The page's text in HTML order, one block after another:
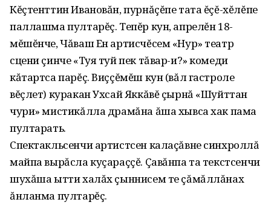
Кĕçтенттин Ивановăн, пурнăçĕпе тата ĕçĕ-хĕлĕпе
паллашма пултарĕç. Тепĕр кун, апрелĕн 18-
мĕшĕнче, Чăваш Ен артисчĕсем «Нур» театр
сцени çинче «Туя туй пек тăвар-и?» комеди
кăтартса парĕç. Виççĕмĕш кун (вăл гастроле
вĕçлет) куракан Ухсай Яккăвĕ çырнă «Шуйттан
чури» мистикăлла драмăна ăша хывса хак пама
пултарать.
Спектакльсенчи артистсен калаçăвне синхроллă
майпа вырăсла куçараççĕ. Çавăнпа та текстсенчи
шухăша ытти халăх çыннисем те çăмăллăнах
ăнланма пултарĕç.